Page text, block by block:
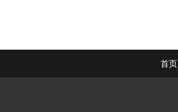
首页